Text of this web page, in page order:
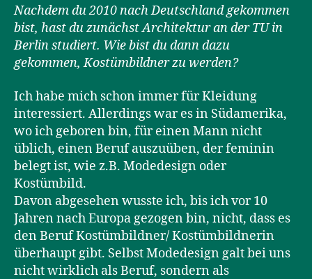
Nachdem du 2010 nach Deutschland gekommen
bist, hast du zunächst Architektur an der TU in
Berlin studiert. Wie bist du dann dazu
gekommen, Kostümbildner zu werden?
Ich habe mich schon immer für Kleidung
interessiert. Allerdings war es in Südamerika,
wo ich geboren bin, für einen Mann nicht
üblich, einen Beruf auszuüben, der feminin
belegt ist, wie z.B. Modedesign oder
Kostümbild.
Davon abgesehen wusste ich, bis ich vor 10
Jahren nach Europa gezogen bin, nicht, dass es
den Beruf Kostümbildner/ Kostümbildnerin
überhaupt gibt. Selbst Modedesign galt bei uns
nicht wirklich als Beruf, sondern als